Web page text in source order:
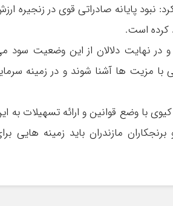
نبود پایانه صادراتی قوی در زنجیره
کرده است.
و در نهایت دلالان از این وضعیت سود
با مزیت ها آشنا شوند و در زمینه
با وضع قوانین و ارائه تسهیلات به
مازندران باید زمینه هایی